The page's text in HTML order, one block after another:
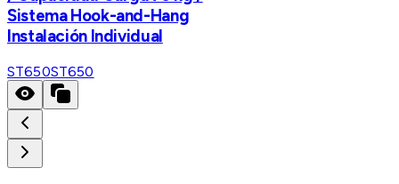
Sistema Hook-and-Hang
Instalación Individual
ST650ST650